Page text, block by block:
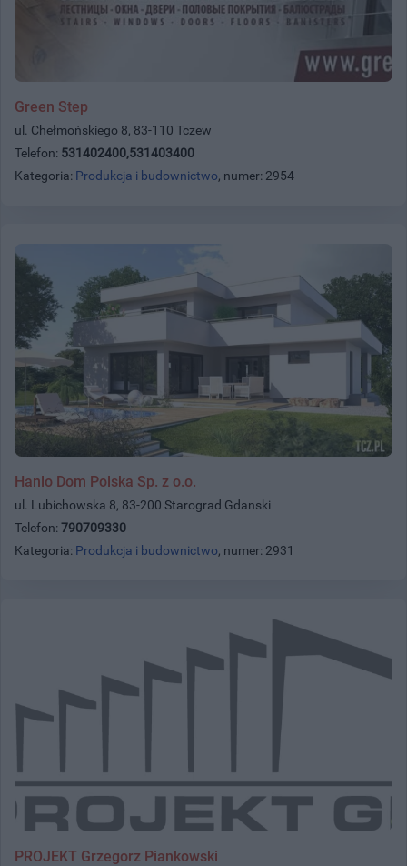
Green Step
ul. Chełmońskiego 8, 83-110 Tczew
Telefon: 531402400,531403400
Kategoria: Produkcja i budownictwo, numer: 2954
Hanlo Dom Polska Sp. z o.o.
ul. Lubichowska 8, 83-200 Starograd Gdanski
Telefon: 790709330
Kategoria: Produkcja i budownictwo, numer: 2931
PROJEKT Grzegorz Piankowski